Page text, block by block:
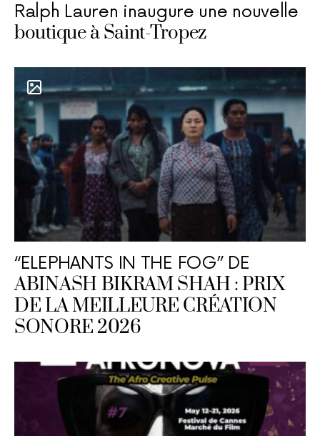
Ralph Lauren inaugure une nouvelle
boutique à Saint-Tropez
“ELEPHANTS IN THE FOG” DE
ABINASH BIKRAM SHAH : PRIX
DE LA MEILLEURE CRÉATION
SONORE 2026